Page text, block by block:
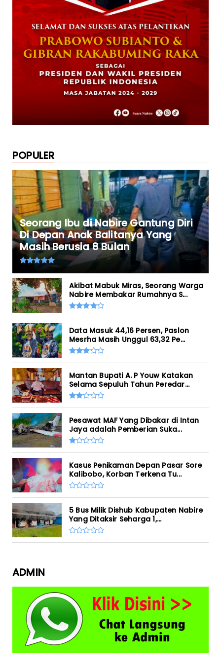
Paslon Wagi Unggul Sementara di Pilgub
Papua Tengah, Versi J...
December 02, 2024
NABIRE
Rayakan HUT TNI ke-79. Dandim 1705
Nabire Gandeng Pelaku UMK...
October 23, 2024
POPULER
Seorang Ibu di Nabire Gantung Diri
Di Depan Anak Balitanya Yang
Masih Berusia 8 Bulan
Akibat Mabuk Miras, Seorang Warga
Nabire Membakar Rumahnya S...
Data Masuk 44,16 Persen, Paslon
Mesrha Masih Unggul 63,32 Pe...
Mantan Bupati A. P Youw Katakan
Selama Sepuluh Tahun Peredar...
Pesawat MAF Yang Dibakar di Intan
Jaya adalah Pemberian Suka...
Kasus Penikaman Depan Pasar Sore
Kalibobo, Korban Terkena Tu...
5 Bus Milik Dishub Kabupaten Nabire
Yang Ditaksir Seharga 1,...
ADMIN